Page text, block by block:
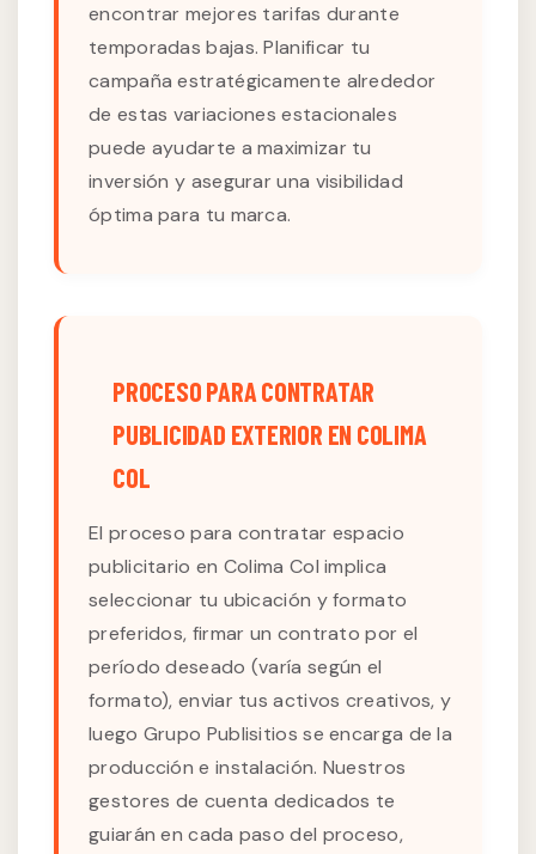
encontrar mejores tarifas durante
temporadas bajas. Planificar tu
campaña estratégicamente alrededor
de estas variaciones estacionales
puede ayudarte a maximizar tu
inversión y asegurar una visibilidad
óptima para tu marca.
PROCESO PARA CONTRATAR
PUBLICIDAD EXTERIOR EN COLIMA
COL
El proceso para contratar espacio
publicitario en Colima Col implica
seleccionar tu ubicación y formato
preferidos, firmar un contrato por el
período deseado (varía según el
formato), enviar tus activos creativos, y
luego Grupo Publisitios se encarga de la
producción e instalación. Nuestros
gestores de cuenta dedicados te
guiarán en cada paso del proceso,